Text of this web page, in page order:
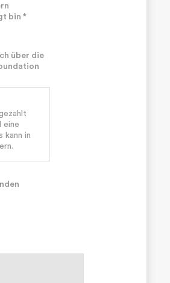
bin *
über die
eine
kann in